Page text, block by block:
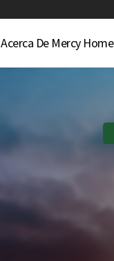
Acerca De Mercy Home